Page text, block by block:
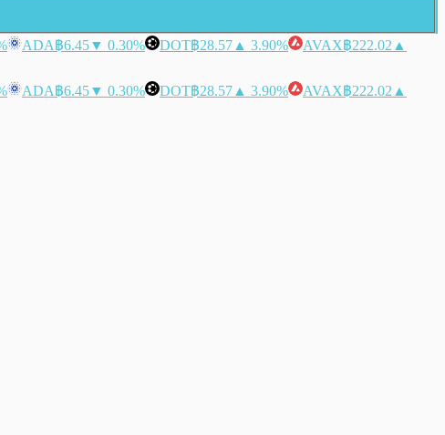
ADA฿6.45▼ 0.30% DOT฿28.57 ▲ 3.90% AVAX฿222.02 ▲
ADA฿6.45▼ 0.30% DOT฿28.57 ▲ 3.90% AVAX฿222.02 ▲